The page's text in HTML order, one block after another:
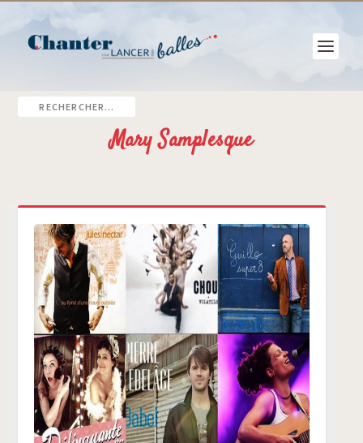
Mary Samplesque